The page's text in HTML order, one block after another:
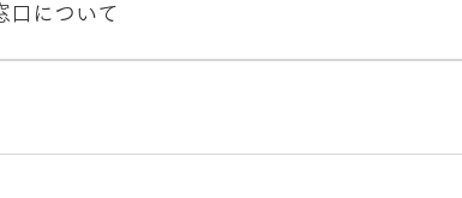
イルス感染症の患者さん受け入れの必要性を考慮
口について